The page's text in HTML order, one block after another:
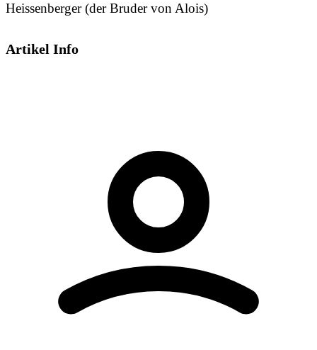
Heissenberger (der Bruder von Alois)
Artikel Info